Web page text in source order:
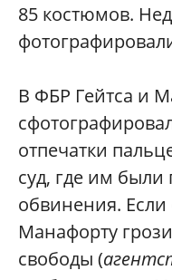
85 костюмов.
В ФБР Гейтса и
отпечатки
суд, где им
обвинения. Если
Манафорту
свободы (